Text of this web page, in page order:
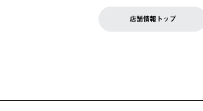
店舗情報トップ